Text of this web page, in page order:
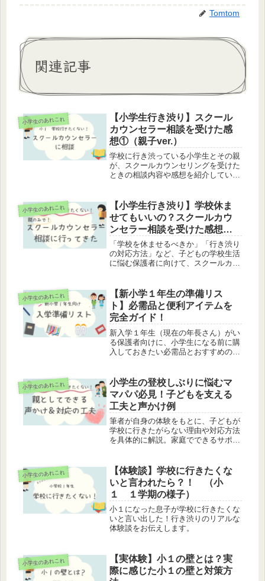
Tomtom
関連記事
小学生のあれこれ
【小学生行き渋り】スクール
カウンセラー相談を受けた感
想①（親子ver.）
学校に行き渋っている小学生とその親
が、スクールカウンセリングを受けた
ときの相談内容や感想を紹介していま
小学生のあれこれ
【小学生行き渋り】学校休ま
せてもいいの？スクールカウ
ンセラー相談を受けた感想
②（親のみver.）
「学校を休ませるべきか」「行き渋り
の対応方法」など、子どもの学校生活
に悩む保護者に向けて、スクールカウ
す。
小学生のあれこれ
【新小学１年生の準備リス
ト】必需品と便利アイテムを
完全ガイド！
新入学１年生（現在の年長さん）がい
る保護者向けに、小学生になる前に購
入しておきたい必需品とおすすめの便
小学生のあれこれ
小学生の登校しぶりに悩むマ
マパパ必見！子どもを支える
工夫と声かけ例
筆者が自身の体験をもとに、子どもが
学校に行きたがらない理由や対応方法
を具体的に解説。家庭でできるサポー
します。
小学生のあれこれ
【体験談】学校に行きたくな
いと言われたら？！ （小
１ １学期の様子）
小１になった息子が学校に行きたくな
いと言い出した！行き渋りのリアルな
体験談をお伝えします。
小学生のあれこれ
【実体験】小１の壁とは？実
際に感じた小１の壁と対策方